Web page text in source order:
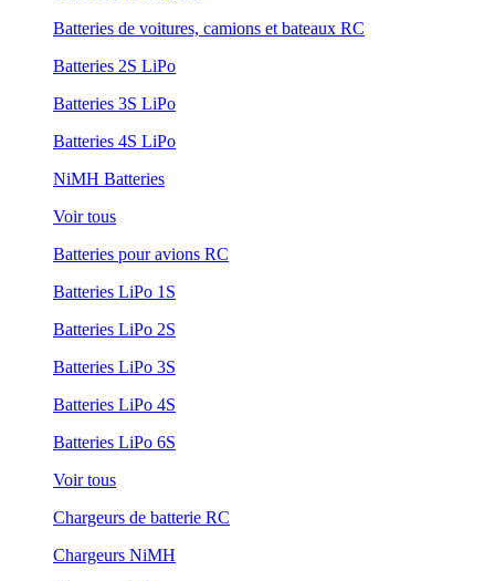
Batteries de voitures, camions et bateaux RC
Batteries 2S LiPo
Batteries 3S LiPo
Batteries 4S LiPo
NiMH Batteries
Voir tous
Batteries pour avions RC
Batteries LiPo 1S
Batteries LiPo 2S
Batteries LiPo 3S
Batteries LiPo 4S
Batteries LiPo 6S
Voir tous
Chargeurs de batterie RC
Chargeurs NiMH